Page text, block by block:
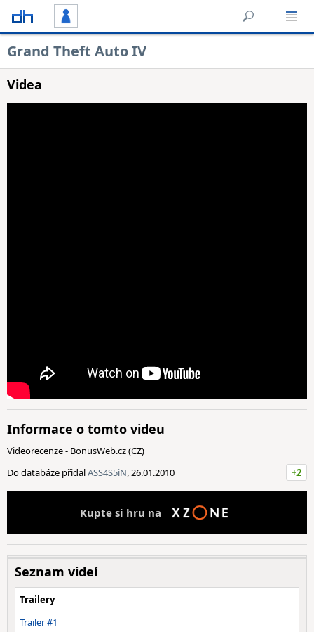
Grand Theft Auto IV
Videa
Informace o tomto videu
Videorecenze - BonusWeb.cz (CZ)
Do databáze přidalASS4S5iN, 26.01.2010 +2
Kupte si hru na
Seznam videí
Trailery
Trailer #1